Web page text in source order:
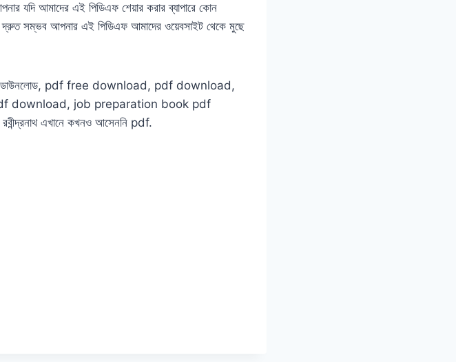
যদি আমাদের এই পিডিএফ শেয়ার করার ব্যাপারে কোন
সম্ভব আপনার এই পিডিএফ আমাদের ওয়েবসাইট থেকে মুছে
ডাউনলোড, pdf free download, pdf download,
download, job preparation book pdf
এখানে কখনও আসেননি pdf.